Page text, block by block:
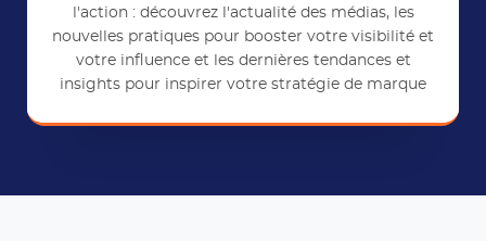
l'action : découvrez l'actualité des médias, les
nouvelles pratiques pour booster votre visibilité et
votre influence et les dernières tendances et
insights pour inspirer votre stratégie de marque